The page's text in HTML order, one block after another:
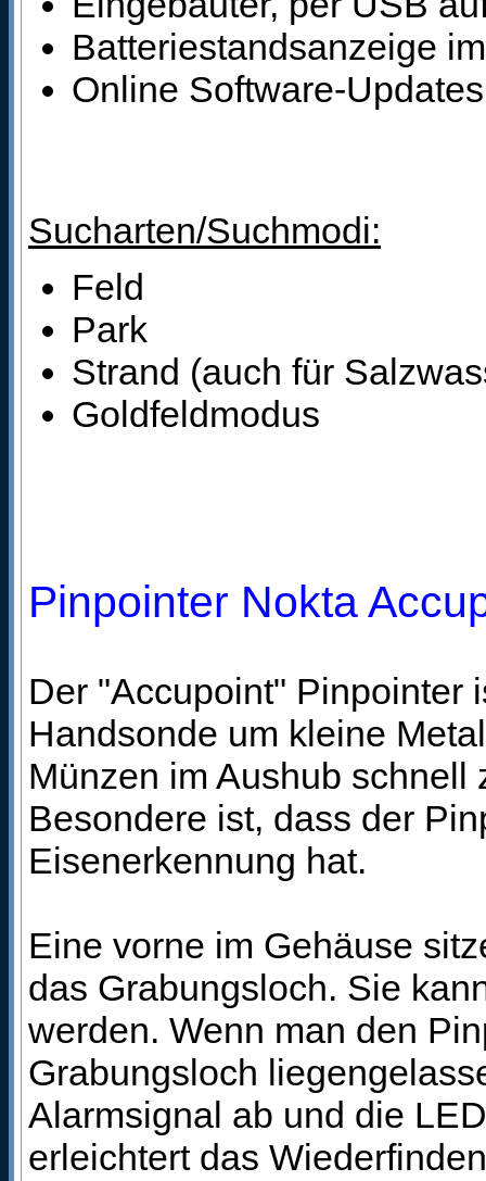
Batteriestandsanzeige
Online Software-Updates
Sucharten/Suchmodi:
Feld
Park
Strand (auch für
Goldfeldmodus
Pinpointer Nokta
Der "Accupoint" Pinpointer
Handsonde um kleine
Münzen im Aushub schnell
Besondere ist, dass der
Eisenerkennung hat.
Eine vorne im Gehäuse
das Grabungsloch. Sie
werden. Wenn man den
Grabungsloch
Alarmsignal ab und die
erleichtert das